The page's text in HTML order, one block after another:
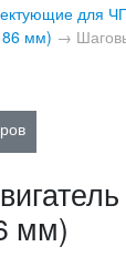
для
мм) →
мм)